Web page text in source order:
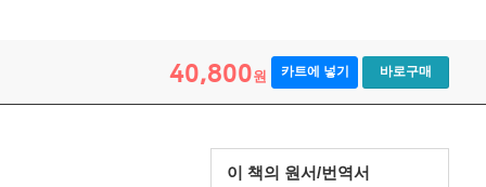
40,800원 카트에 넣기 바로구매
이 책의 원서/번역서